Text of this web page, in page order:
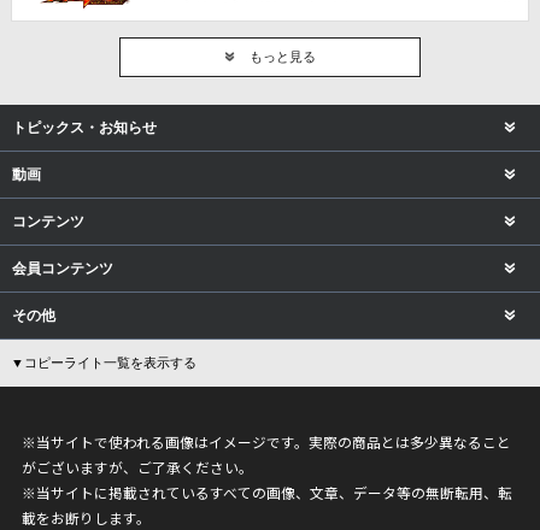
もっと見る
トピックス・お知らせ
動画
コンテンツ
会員コンテンツ
その他
▼コピーライト一覧を表示する
※当サイトで使われる画像はイメージです。実際の商品とは多少異なること
がございますが、ご了承ください。
※当サイトに掲載されているすべての画像、文章、データ等の無断転用、転
載をお断りします。